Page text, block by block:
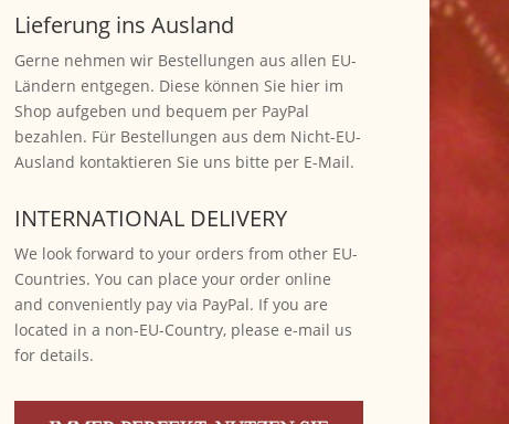
Lieferung ins Ausland
Gerne nehmen wir Bestellungen aus allen EU-
Ländern entgegen. Diese können Sie hier im
Shop aufgeben und bequem per PayPal
bezahlen. Für Bestellungen aus dem Nicht-EU-
Ausland kontaktieren Sie uns bitte per E-Mail.
INTERNATIONAL DELIVERY
We look forward to your orders from other EU-
Countries. You can place your order online
and conveniently pay via PayPal. If you are
located in a non-EU-Country, please e-mail us
for details.